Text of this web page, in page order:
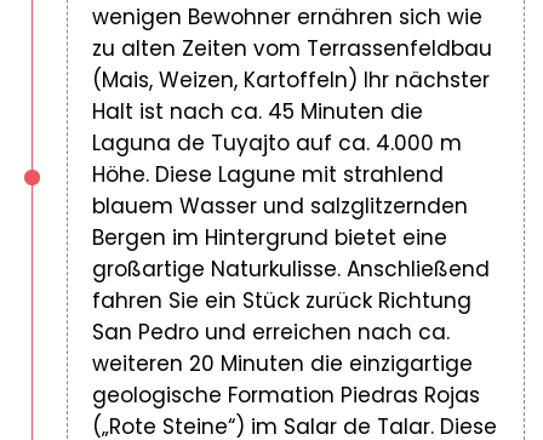
wenigen Bewohner ernähren sich wie
zu alten Zeiten vom Terrassenfeldbau
(Mais, Weizen, Kartoffeln) Ihr nächster
Halt ist nach ca. 45 Minuten die
Laguna de Tuyajto auf ca. 4.000 m
Höhe. Diese Lagune mit strahlend
blauem Wasser und salzglitzernden
Bergen im Hintergrund bietet eine
großartige Naturkulisse. Anschließend
fahren Sie ein Stück zurück Richtung
San Pedro und erreichen nach ca.
weiteren 20 Minuten die einzigartige
geologische Formation Piedras Rojas
(„Rote Steine“) im Salar de Talar. Diese